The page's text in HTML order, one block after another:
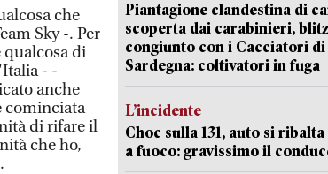
che
Sky -. Per
di
- -
anche
cominciata
di rifare il
che ho,
Piantagione clandestina di
scoperta dai carabinieri,
congiunto con i Cacciatori di
Sardegna: coltivatori in fuga
L’incidente
Choc sulla 131, auto si ribalta
a fuoco: gravissimo il